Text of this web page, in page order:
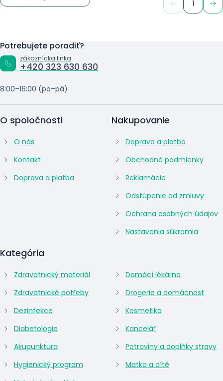
1
Potrebujete poradiť?
zákaznícka linka
+420 323 630 630
8:00–16:00 (po–pá)
O spoločnosti
O nás
Kontakt
Doprava a platba
Kategória
Zdravotnický materiál
Zdravotnické potřeby
Dezinfekce
Diabetologie
Akupunktura
Hygienický program
Domácí lékárna
Drogerie a domácnost
Kosmetika
Kancelář
Potraviny a doplňky stravy
Matka a dítě
Nakupovanie
Doprava a platba
Obchodné podmienky
Reklamácie
Odstúpenie od zmluvy
Ochrana osobných údajov
Nastavenia súkromia